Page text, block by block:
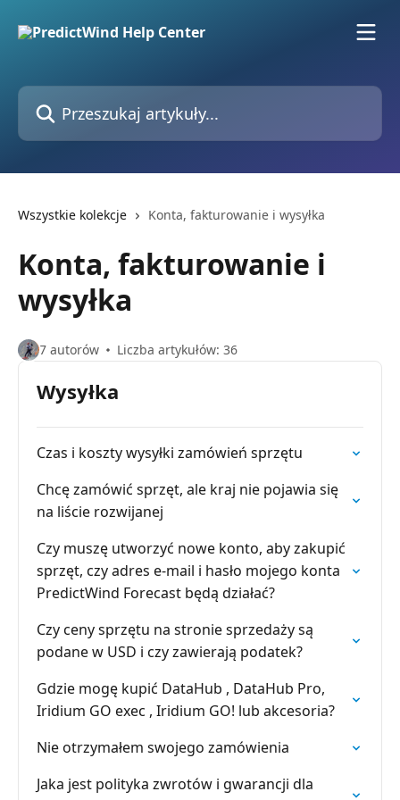
Przeszukaj artykuły...
Wszystkie kolekcje Konta, fakturowanie i wysyłka
Konta, fakturowanie i
wysyłka
7 autorów Liczba artykułów: 36
Wysyłka
Czas i koszty wysyłki zamówień sprzętu
Chcę zamówić sprzęt, ale kraj nie pojawia się
na liście rozwijanej
Czy muszę utworzyć nowe konto, aby zakupić
sprzęt, czy adres e-mail i hasło mojego konta
PredictWind Forecast będą działać?
Czy ceny sprzętu na stronie sprzedaży są
podane w USD i czy zawierają podatek?
Gdzie mogę kupić DataHub , DataHub Pro,
Iridium GO exec , Iridium GO! lub akcesoria?
Nie otrzymałem swojego zamówienia
Jaka jest polityka zwrotów i gwarancji dla